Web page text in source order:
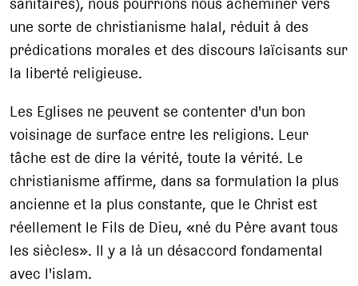
une sorte de christianisme halal, réduit à des
prédications morales et des discours laïcisants sur
la liberté religieuse.
Les Eglises ne peuvent se contenter d'un bon
voisinage de surface entre les religions. Leur
tâche est de dire la vérité, toute la vérité. Le
christianisme affirme, dans sa formulation la plus
ancienne et la plus constante, que le Christ est
réellement le Fils de Dieu, «né du Père avant tous
les siècles». Il y a là un désaccord fondamental
avec l'islam.